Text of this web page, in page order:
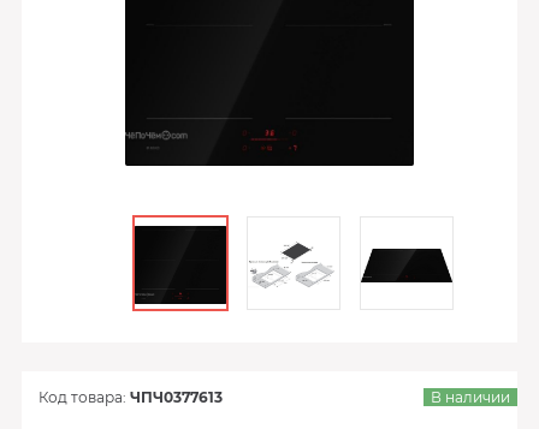
Код товара: ЧПЧ0377613 В наличии